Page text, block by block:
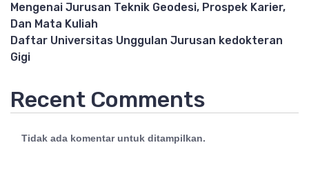
Mengenai Jurusan Teknik Geodesi, Prospek Karier,
Dan Mata Kuliah
Daftar Universitas Unggulan Jurusan kedokteran
Gigi
Recent Comments
Tidak ada komentar untuk ditampilkan.